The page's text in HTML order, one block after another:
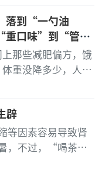
飞秒3.0、4.0到
可依据患者角膜条
与蔡司原厂深度战
技术联盟为核心纽
的标杆作用。后续
到“一勺油
重口味”到“管住
那些减肥偏方，饿
重没降多少，人的
。现在在家门口就
多月腰围小了，人
[详细]
辟
等因素容易导致肾
，不过，“喝茶容